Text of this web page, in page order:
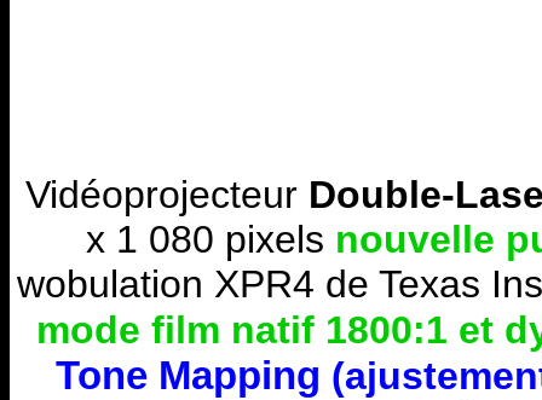
Vidéoprojecteur Double-
x 1 080 pixels nouvelle
wobulation XPR4 de Texas
mode film natif 1800:1 et
Tone Mapping